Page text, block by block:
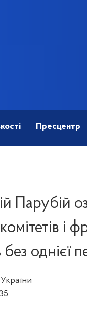
Пресцентр
Парубій
і
однієї